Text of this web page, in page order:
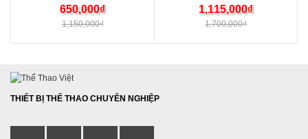
1,150,000₫
650,000₫
1,700,000₫
1,115,000₫
THIẾT BỊ THỂ THAO CHUYÊN NGHIỆP